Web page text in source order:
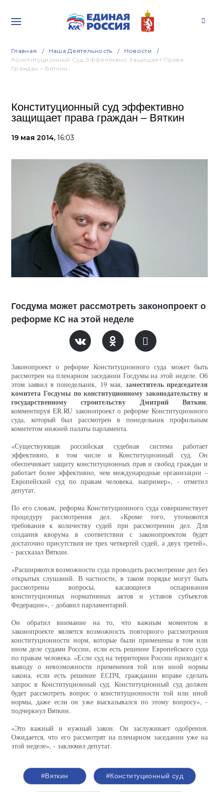
Главная Наша Деятельность
Новости
Конституционный Суд Эффективно Защищает Права
Граждан – Вяткин
Конституционный суд эффективно
защищает права граждан – Вяткин
19 мая 2014, 16:03
Госдума может рассмотреть законопроект о
реформе КС на этой неделе
Законопроект о реформе Конституционного суда может быть
рассмотрен на пленарном заседании Госдумы на этой неделе. Об
этом заявил в понедельник, 19 мая, заместитель председателя
комитета Госдумы по конституционному законодательству и
государственному строительству Дмитрий Вяткин,
комментируя ER.RU законопроект о реформе Конституционного
суда, который был рассмотрен в понедельник профильным
комитетом нижней палаты парламента.
«Существующая российская судебная система работает
эффективно, в том числе и Конституционный суд. Он
обеспечивает защиту конституционных прав и свобод граждан и
работает более эффективно, чем международные организации –
Европейский суд по правам человека, например», - отметил
депутат.
По его словам, реформа Конституционного суда совершенствует
процедуру рассмотрения дел. «Кроме того, уточняются
требования к количеству судей при рассмотрении дел. Для
создания кворума в соответствии с законопроектом будет
достаточно присутствия не трех четвертей судей, а двух третей»,
- рассказал Вяткин.
«Расширяются возможности суда проводить рассмотрение дел без
открытых слушаний. В частности, в таком порядке могут быть
рассмотрены вопросы, касающиеся оспаривания
конституционных нормативных актов и уставов субъектов
Федерации», - добавил парламентарий.
Он обратил внимание на то, что важным моментом в
законопроекте является возможность повторного рассмотрения
конституционности норм, которые были применены в том или
ином деле судами России, если есть решение Европейского суда
по правам человека. «Если суд на территории России приходит к
выводу о невозможности применения той или иной нормы
закона, если есть решение ЕСПЧ, гражданин вправе сделать
запрос в Конституционный суд. Конституционный суд должен
будет рассмотреть вопрос о конституционности той или иной
нормы, даже если он уже высказывался по этому вопросу», -
подчеркнул Вяткин.
«Это важный и нужный закон. Он заслуживает одобрения.
Ожидается, что его рассмотрят на пленарном заседании уже на
этой неделе», - заключил депутат.
#Вяткин #Конституционный суд